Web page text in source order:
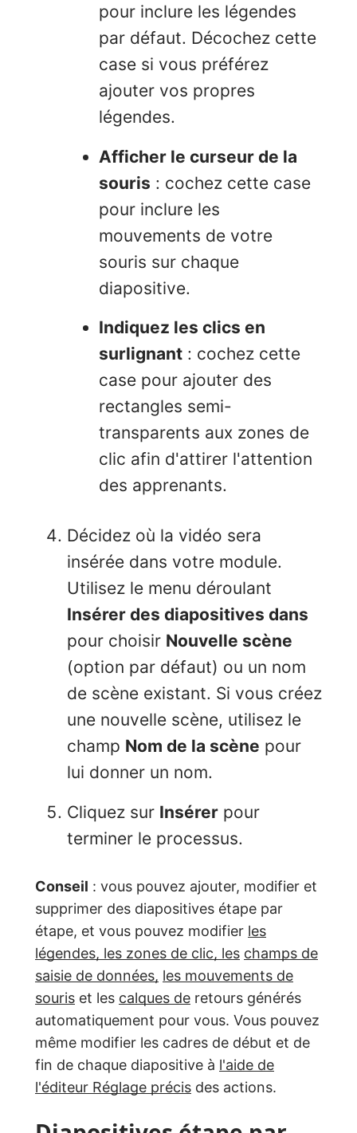
pour inclure les légendes
par défaut. Décochez cette
case si vous préférez
ajouter vos propres
légendes.
Afficher le curseur de la
souris : cochez cette case
pour inclure les
mouvements de votre
souris sur chaque
diapositive.
Indiquez les clics en
surlignant : cochez cette
case pour ajouter des
rectangles semi-
transparents aux zones de
clic afin d'attirer l'attention
des apprenants.
Décidez où la vidéo sera
insérée dans votre module.
Utilisez le menu déroulant
Insérer des diapositives dans
pour choisir Nouvelle scène
(option par défaut) ou un nom
de scène existant. Si vous créez
une nouvelle scène, utilisez le
champ Nom de la scène pour
lui donner un nom.
Cliquez sur Insérer pour
terminer le processus.
Conseil : vous pouvez ajouter, modifier et
supprimer des diapositives étape par
étape, et vous pouvez modifier les
légendes, les zones de clic, les champs de
saisie de données, les mouvements de
souris et les calques de retours générés
automatiquement pour vous. Vous pouvez
même modifier les cadres de début et de
fin de chaque diapositive à l'aide de
l'éditeur Réglage précis des actions.